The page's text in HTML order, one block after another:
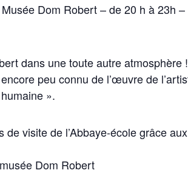
Dom Robert – de 20 h à 23h –
dans une toute autre atmosphère !
peu connu de l’œuvre de
».
visite de l’Abbaye-école grâce aux
Dom Robert